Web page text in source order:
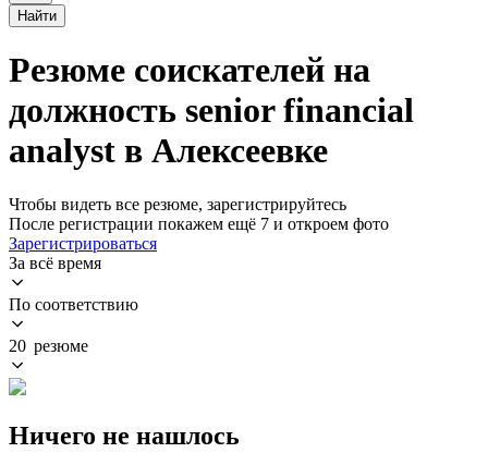
Найти
Резюме соискателей на
должность senior financial
analyst в Алексеевке
Чтобы видеть все резюме, зарегистрируйтесь
После регистрации покажем ещё 7 и откроем фото
Зарегистрироваться
За всё время
По соответствию
20 резюме
Ничего не нашлось